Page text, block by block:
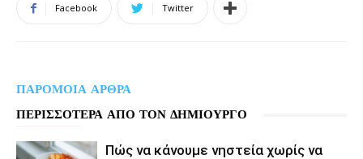
Facebook Twitter
ΠΑΡΟΜΟΙΑ ΑΡΘΡΑ
ΠΕΡΙΣΣΟΤΕΡΑ ΑΠΟ ΤΟΝ ΔΗΜΙΟΥΡΓΟ
Πώς να κάνουμε νηστεία χωρίς να